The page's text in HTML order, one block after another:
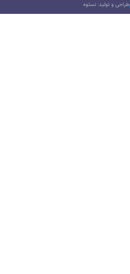
طراحی و تولید: نستوه